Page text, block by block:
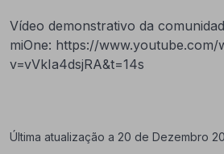
Vídeo demonstrativo da
miOne: https://www.youtube.com/
v=vVkIa4dsjRA&t=14s
Última atualização a 20 de Dezembro